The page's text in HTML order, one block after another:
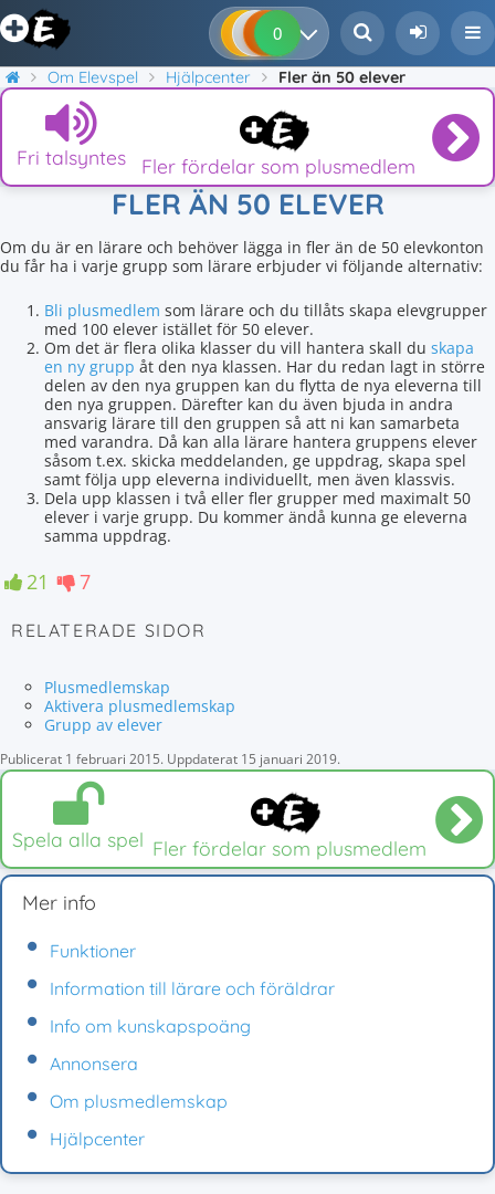
0 0 0
Om Elevspel Hjälpcenter Fler än 50 elever
Fri talsyntes Fler fördelar som plusmedlem
FLER ÄN 50 ELEVER
Om du är en lärare och behöver lägga in fler än de 50 elevkonton
du får ha i varje grupp som lärare erbjuder vi följande alternativ:
Bli plusmedlem som lärare och du tillåts skapa elevgrupper
med 100 elever istället för 50 elever.
Om det är flera olika klasser du vill hantera skall du skapa
en ny grupp åt den nya klassen. Har du redan lagt in större
delen av den nya gruppen kan du flytta de nya eleverna till
den nya gruppen. Därefter kan du även bjuda in andra
ansvarig lärare till den gruppen så att ni kan samarbeta
med varandra. Då kan alla lärare hantera gruppens elever
såsom t.ex. skicka meddelanden, ge uppdrag, skapa spel
samt följa upp eleverna individuellt, men även klassvis.
Dela upp klassen i två eller fler grupper med maximalt 50
elever i varje grupp. Du kommer ändå kunna ge eleverna
samma uppdrag.
21 7
RELATERADE SIDOR
Plusmedlemskap
Aktivera plusmedlemskap
Grupp av elever
Publicerat 1 februari 2015. Uppdaterat 15 januari 2019.
Spela alla spel Fler fördelar som plusmedlem
Mer info
Funktioner
Information till lärare och föräldrar
Info om kunskapspoäng
Annonsera
Om plusmedlemskap
Hjälpcenter